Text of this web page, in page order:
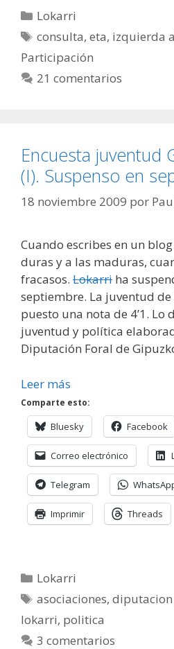
Categorías
Lokarri
Etiquetas
consulta,eta, izquierda
Participación
21 comentarios
Encuesta juventud
(I). Suspenso en
18 noviembre 2009 por
Cuando escribes en un
duras y a las maduras,
fracasos. Lokarri ha
septiembre. La juventud de
puesto una nota de 4’1. Lo
juventud y política
Diputación Foral de
Leer más
Comparte esto:
Bluesky Facebook
Correo electrónico
Telegram
Imprimir Threads
Categorías
Lokarri
Etiquetas
asociaciones,
lokarri, politica
3 comentarios